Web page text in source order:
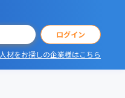
ログイン
人材をお探しの企業様はこちら